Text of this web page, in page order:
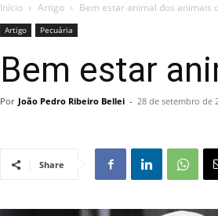
Início Artigo Bem estar animal dos animais
Artigo Pecuária
Bem estar
Por João Pedro Ribeiro Bellei - 28 de setembro de
Share